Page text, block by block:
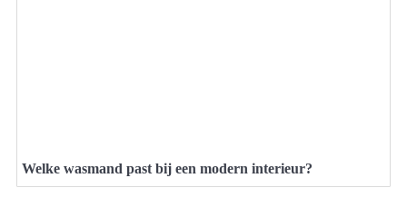
Welke wasmand past bij een modern interieur?